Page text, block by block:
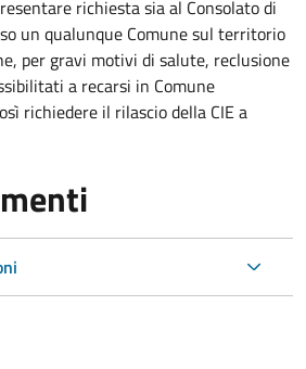
richiesta sia al Consolato di
un qualunque Comune sul territorio
per gravi motivi di salute, reclusione
a recarsi in Comune
richiedere il rilascio della CIE a